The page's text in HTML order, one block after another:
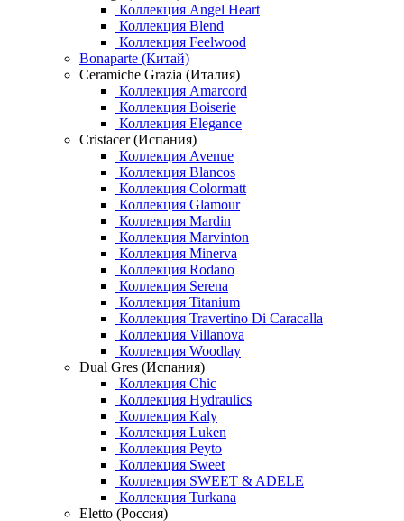
Коллекция Angel Heart
Коллекция Blend
Коллекция Feelwood
Bonaparte (Китай)
Ceramiche Grazia (Италия)
Коллекция Amarcord
Коллекция Boiserie
Коллекция Elegance
Cristacer (Испания)
Коллекция Avenue
Коллекция Blancos
Коллекция Colormatt
Коллекция Glamour
Коллекция Mardin
Коллекция Marvinton
Коллекция Minerva
Коллекция Rodano
Коллекция Serena
Коллекция Titanium
Коллекция Travertino Di Caracalla
Коллекция Villanova
Коллекция Woodlay
Dual Gres (Испания)
Коллекция Chic
Коллекция Hydraulics
Коллекция Kaly
Коллекция Luken
Коллекция Peyto
Коллекция Sweet
Коллекция SWEET & ADELE
Коллекция Turkana
Eletto (Россия)